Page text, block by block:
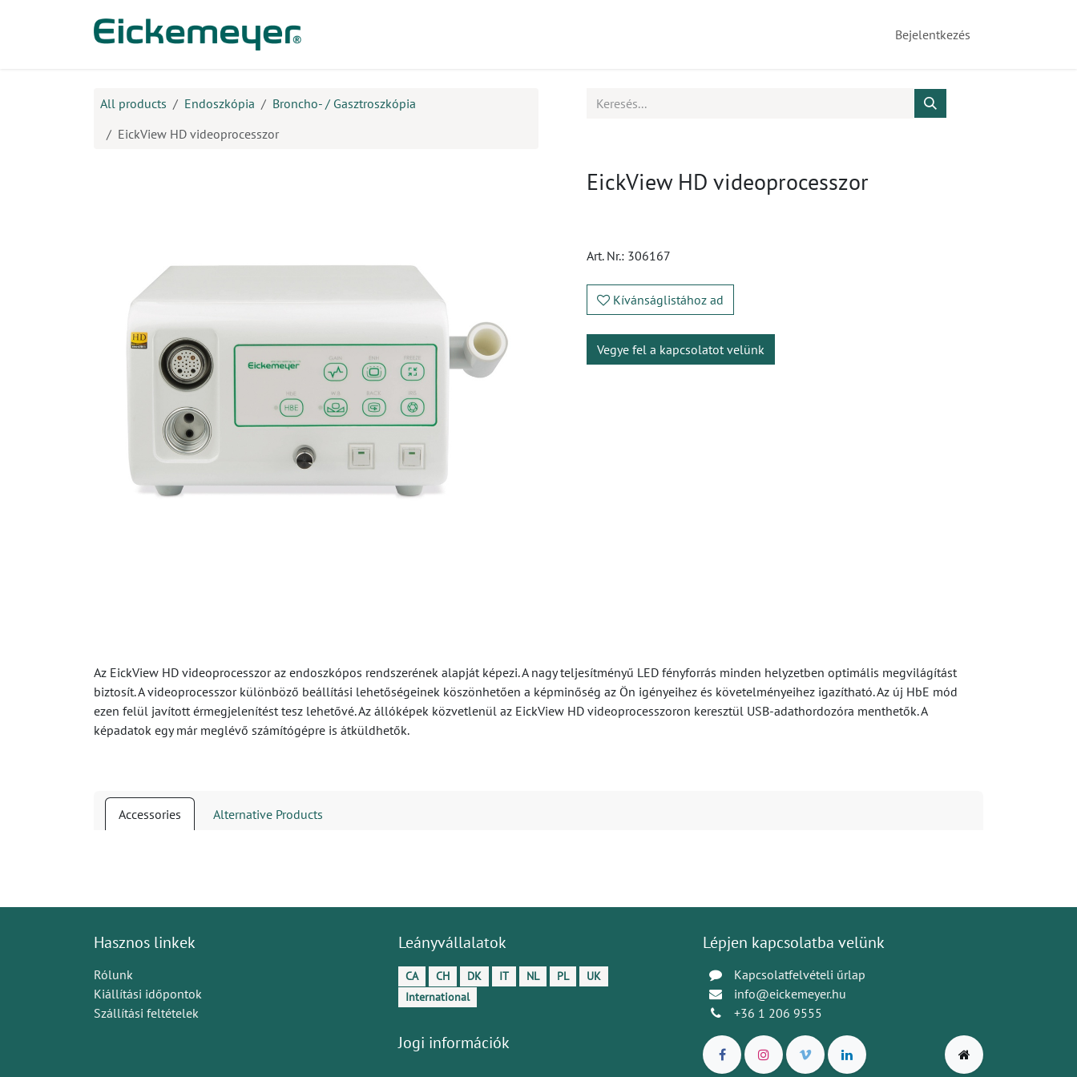
Bejelentkezés
All products Endoszkópia
Broncho- / Gasztroszkópia
EickView HD videoprocesszor
EickView HD videoprocesszor
Art. Nr.: 306167
Kívánságlistához ad
Vegye fel a kapcsolatot velünk
Az EickView HD videoprocesszor az endoszkópos rendszerének alapját képezi. A nagy teljesítményű LED fényforrás minden helyzetben optimális megvilágítást
biztosít. A videoprocesszor különböző beállítási lehetőségeinek köszönhetően a képminőség az Ön igényeihez és követelményeihez igazítható. Az új HbE mód
ezen felül javított érmegjelenítést tesz lehetővé. Az állóképek közvetlenül az EickView HD videoprocesszoron keresztül USB-adathordozóra menthetők. A
képadatok egy már meglévő számítógépre is átküldhetők.
Accessories Alternative Products
Hasznos linkek
Rólunk
Kiállítási időpontok
Szállítási feltételek
Leányvállalatok
CA CH DK IT NL PL
UK
International
Jogi információk
Lépjen kapcsolatba velünk
Kapcsolatfelvételi űrlap
info@eickemeyer.hu
+36 1 206 9555